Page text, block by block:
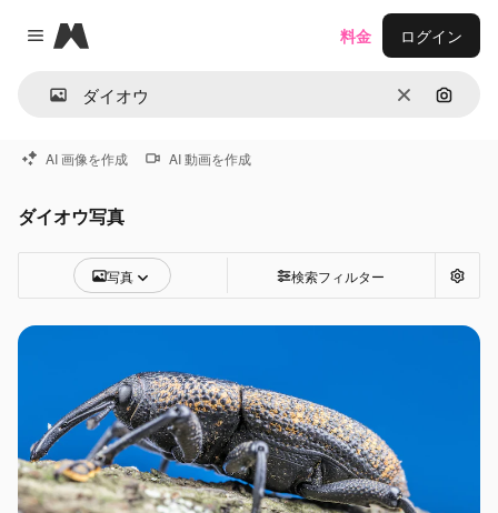
Close menu
Magnific
消去 画像で
料金 ログイン
AI 画像を作成 AI 動画を作成
ダイオウ写真
写真 検索フィルター